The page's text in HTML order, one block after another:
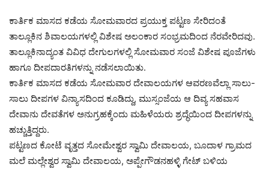
ಕಾರ್ತಿಕ ಮಾಸದ ಕಡೆಯ ಸೋಮವಾರದ ಪ್ರಯುಕ್ತ ಪಟ್ಟಣ ಸೇರಿದಂತೆ
ತಾಲ್ಲೂಕಿನ ಶಿವಾಲಯಗಳಲ್ಲಿ ವಿಶೇಷ ಅಲಂಕಾರ ಸಂಭ್ರಮದಿಂದ ನೆರವೇರಿದವು.
ತಾಲ್ಲೂಕಿನಾದ್ಯಂತ ವಿವಿಧ ದೇಗುಲಗಳಲ್ಲಿ ಸೋಮವಾರ ಸಂಜೆ ವಿಶೇಷ ಪೂಜೆಗಳು
ಹಾಗೂ ದೀಪದಾರತಿಗಳನ್ನು ನಡೆಸಲಾಯಿತು.
ಕಾರ್ತಿಕ ಮಾಸದ ಕಡೆಯ ಸೋಮವಾರ ದೇವಾಲಯಗಳ ಆವರಣವೆಲ್ಲಾ ಸಾಲು-
ಸಾಲು ದೀಪಗಳ ವಿನ್ಯಾಸದಿಂದ ಕೂಡಿದ್ದು, ಮುಸ್ಸಂಜೆಯ ಆ ದಿವ್ಯ ಸಹವಾಸ
ದೇವಾನು ದೇವತೆಗಳ ಅನುಗ್ರಹಕ್ಕೆಂದು ಮಹಿಳೆಯರು ಶ್ರದ್ಧೆಯಿಂದ ದೀಪಗಳನ್ನು
ಹಚ್ಚುತ್ತಿದ್ದರು.
ಪಟ್ಟಣದ ಕೋಟೆ ವೃತ್ತದ ಸೋಮೇಶ್ವರ ಸ್ವಾಮಿ ದೇವಾಲಯ, ಬೂದಾಳ ಗ್ರಾಮದ
ಮಲೆ ಮಲ್ಲೇಶ್ವರ ಸ್ವಾಮಿ ದೇವಾಲಯ, ಅಪ್ಪೇಗೌಡನಹಳ್ಳಿ ಗೇಟ್ ಬಳಿಯ